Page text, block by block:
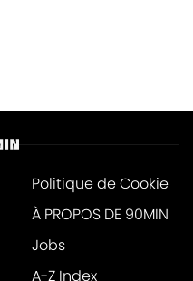
Politique de Cookie
À PROPOS DE 90MIN
Jobs
A-Z Index